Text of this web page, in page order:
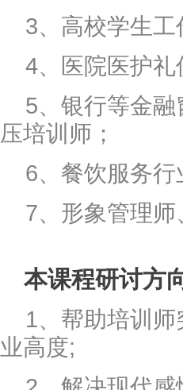
3、高校学生
4、医院医护
5、银行等金
压培训师；
6、餐饮服务
7、形象管理
本课程研讨方
1、帮助培训
业高度;